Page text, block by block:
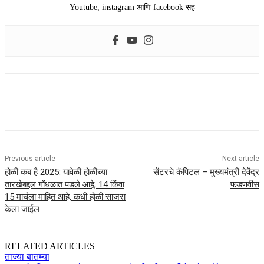
Youtube, instagram आणि facebook सह
Previous article
होळी कब है 2025: यावेळी होळीच्या
तारखेबद्दल गोंधळात पडले आहे, 14 किंवा
15 मार्चला माहित आहे, कधी होळी साजरा
केला जाईल
Next article
सेंटरचे कॅपिटल – मुख्यमंत्री देवेंद्र
फडणवीस
RELATED ARTICLES
ताज्या बातम्या